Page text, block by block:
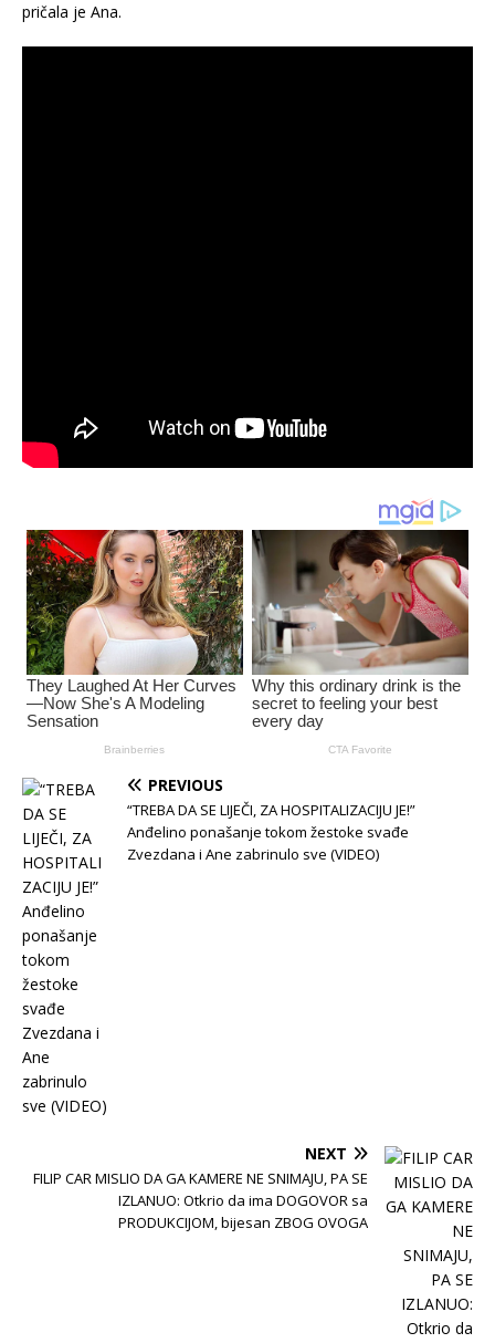
pričala je Ana.
PREVIOUS
“TREBA DA SE LIJEČI, ZA HOSPITALIZACIJU JE!”
Anđelino ponašanje tokom žestoke svađe
Zvezdana i Ane zabrinulo sve (VIDEO)
NEXT
FILIP CAR MISLIO DA GA KAMERE NE SNIMAJU, PA SE
IZLANUO: Otkrio da ima DOGOVOR sa
PRODUKCIJOM, bijesan ZBOG OVOGA